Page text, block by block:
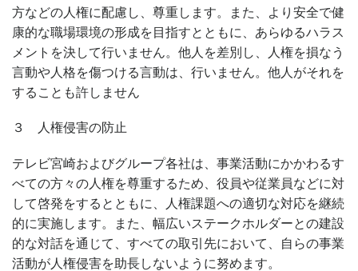
方などの人権に配慮し、尊重します。また、より安全で健
康的な職場環境の形成を目指すとともに、あらゆるハラス
メントを決して行いません。他人を差別し、人権を損なう
言動や人格を傷つける言動は、行いません。他人がそれを
することも許しません
３ 人権侵害の防止
テレビ宮崎およびグループ各社は、事業活動にかかわるす
べての方々の人権を尊重するため、役員や従業員などに対
して啓発をするとともに、人権課題への適切な対応を継続
的に実施します。また、幅広いステークホルダーとの建設
的な対話を通じて、すべての取引先において、自らの事業
活動が人権侵害を助長しないように努めます。